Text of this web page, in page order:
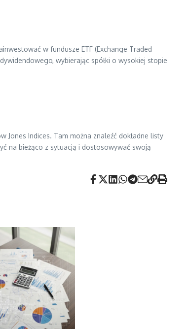
w fundusze ETF (Exchange Traded
wybierając spółki o wysokiej stopie
Indices. Tam można znaleźć dokładne listy
na bieżąco z sytuacją i dostosowywać swoją